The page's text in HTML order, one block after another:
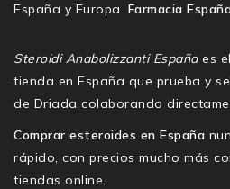
España y Europa. Farmacia
Steroidi Anabolizzanti Españaes
tienda en España que prueba y
de Driada colaborando
Comprar esteroides en España
rápido, con precios mucho más
tiendas online.